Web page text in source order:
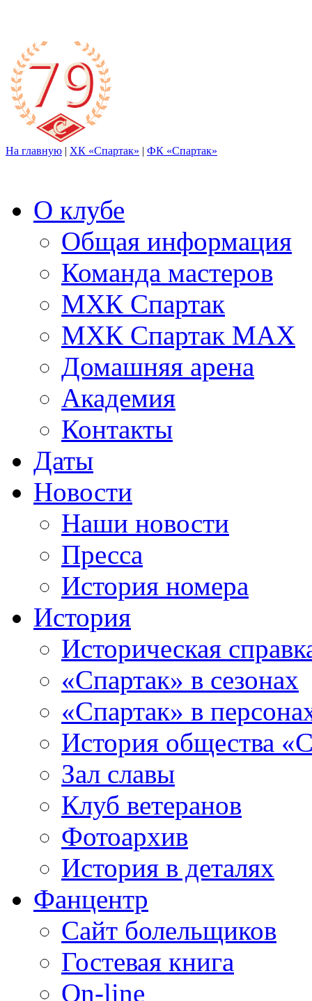
На главную | ХК «Спартак» | ФК «Спартак»
О клубе
Общая информация
Команда мастеров
МХК Спартак
МХК Спартак МАХ
Домашняя арена
Академия
Контакты
Даты
Новости
Наши новости
Пресса
История номера
История
Историческая
«Спартак» в сезонах
«Спартак» в
История общества
Зал славы
Клуб ветеранов
Фотоархив
История в деталях
Фанцентр
Сайт болельщиков
Гостевая книга
On-line